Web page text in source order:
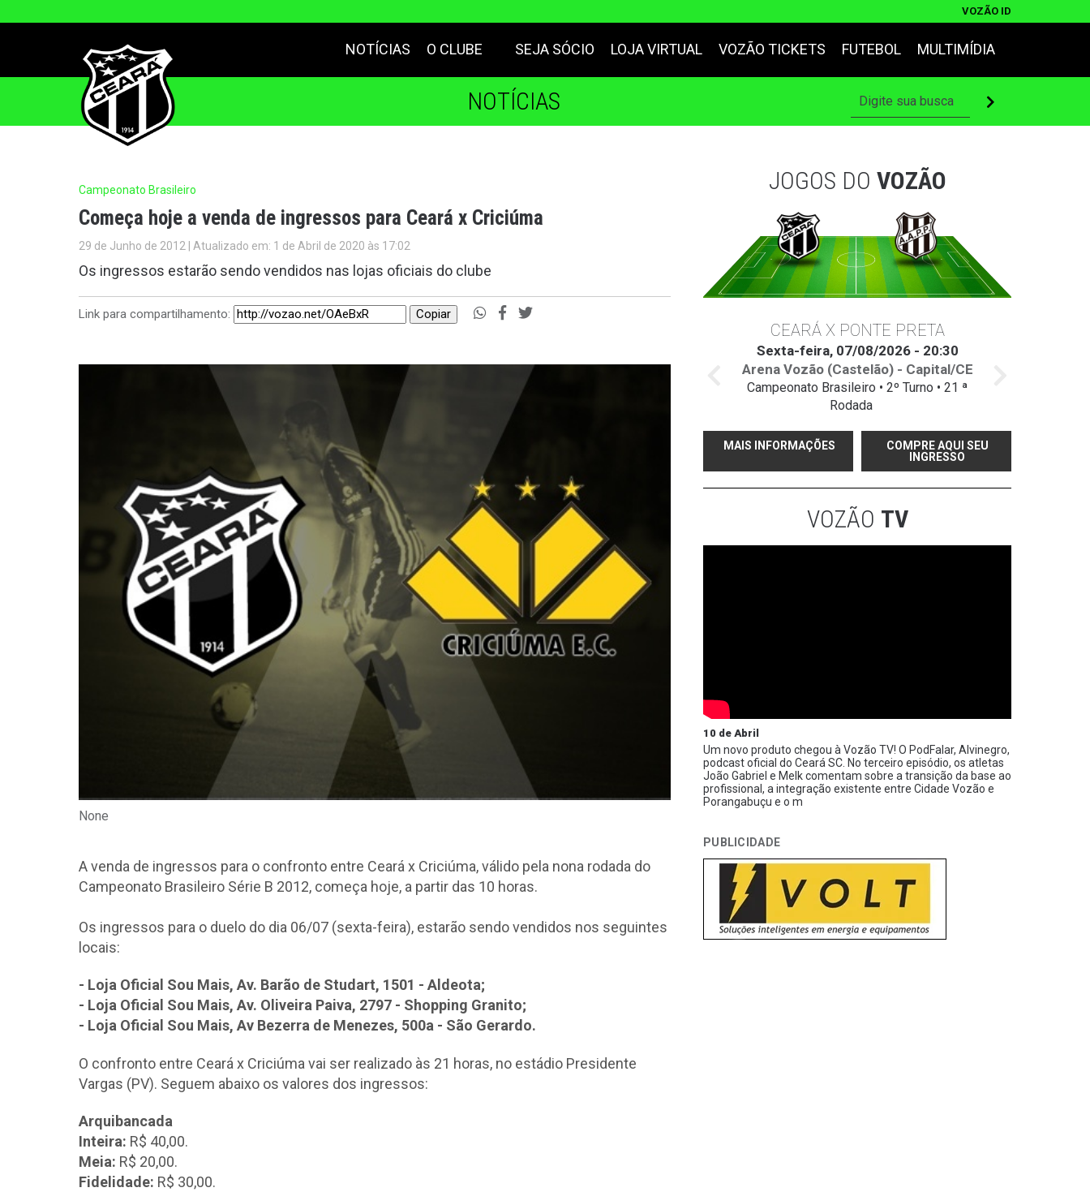
VOZÃO ID
NOTÍCIAS O CLUBE SEJA SÓCIO LOJA VIRTUAL VOZÃO TICKETS FUTEBOL MULTIMÍDIA
NOTÍCIAS
Campeonato Brasileiro
Começa hoje a venda de ingressos para Ceará x Criciúma
29 de Junho de 2012 | Atualizado em: 1 de Abril de 2020 às 17:02
Os ingressos estarão sendo vendidos nas lojas oficiais do clube
Link para compartilhamento: Copiar
None
A venda de ingressos para o confronto entre Ceará x Criciúma, válido pela nona rodada do
Campeonato Brasileiro Série B 2012, começa hoje, a partir das 10 horas.
Os ingressos para o duelo do dia 06/07 (sexta-feira), estarão sendo vendidos nos seguintes
locais:
- Loja Oficial Sou Mais, Av. Barão de Studart, 1501 - Aldeota;
- Loja Oficial Sou Mais, Av. Oliveira Paiva, 2797 - Shopping Granito;
- Loja Oficial Sou Mais, Av Bezerra de Menezes, 500a - São Gerardo.
O confronto entre Ceará x Criciúma vai ser realizado às 21 horas, no estádio Presidente
Vargas (PV). Seguem abaixo os valores dos ingressos:
Arquibancada
Inteira: R$ 40,00.
Meia: R$ 20,00.
Fidelidade: R$ 30,00.
JOGOS DO VOZÃO
CEARÁ X PONTE PRETA
Sexta-feira, 07/08/2026 - 20:30
Arena Vozão (Castelão) - Capital/CE
Campeonato Brasileiro • 2º Turno • 21 ª
Rodada
MAIS INFORMAÇÕES
COMPRE AQUI SEU
INGRESSO
VOZÃO TV
10 de Abril
Um novo produto chegou à Vozão TV! O PodFalar, Alvinegro,
podcast oficial do Ceará SC. No terceiro episódio, os atletas
João Gabriel e Melk comentam sobre a transição da base ao
profissional, a integração existente entre Cidade Vozão e
Porangabuçu e o m
PUBLICIDADE